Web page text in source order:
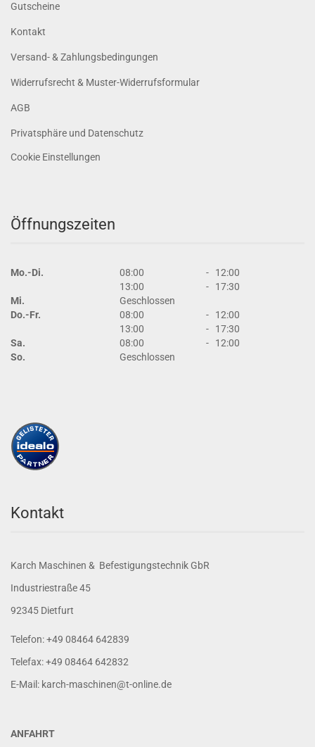
Gutscheine
Kontakt
Versand- & Zahlungsbedingungen
Widerrufsrecht & Muster-Widerrufsformular
AGB
Privatsphäre und Datenschutz
Cookie Einstellungen
Öffnungszeiten
Mo.-Di. 08:00 -
12:00
13:00
-
17:30
Mi.
Geschlossen
Do.-Fr.
08:00 -
12:00
13:00
-
17:30
Sa.
08:00 -
12:00
So.
Geschlossen
Kontakt
Karch Maschinen & Befestigungstechnik GbR
Industriestraße 45
92345 Dietfurt
Telefon: +49 08464 642839
Telefax: +49 08464 642832
E-Mail: karch-maschinen@t-online.de
ANFAHRT